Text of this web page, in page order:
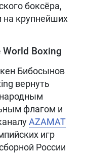
боксёра,
на крупнейших
Boxing
Бибосынов
вернуть
флагом и
AZAMAT
игр
России